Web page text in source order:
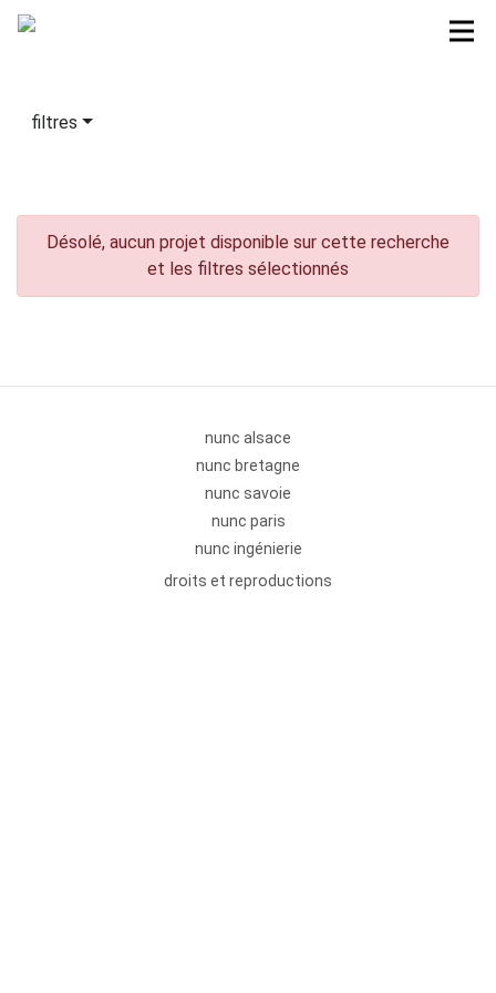
filtres
Désolé, aucun projet disponible sur cette recherche
et les filtres sélectionnés
nunc alsace
nunc bretagne
nunc savoie
nunc paris
nunc ingénierie
droits et reproductions